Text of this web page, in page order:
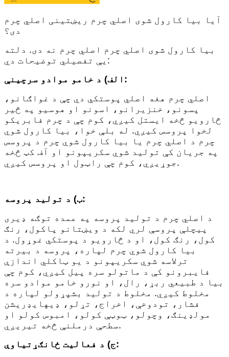
آیا بیا کارول شوی اصلي چرم ریښتینی اصلي چرم
دی؟
بیا کارول شوی اصلي چرم اصلي چرم نه دی. دلته
یې تفصیلي توضیحات دي:
الف) د خامو موادو سرچینې:
اصلي چرم هغه اصلي پوستکي دي چې د غواګانو،
پسونو، خنزیرانو، اسونو او هوسیو په څیر
څارویو څخه ایستل کیږي، کوم چې د چرم فابریکو
لخوا پروسس کیږي. له بلې خوا، بیا کارول شوي
چرم د اصلي چرم یا بیا کارول شوي چرم د پروسس
په جریان کې تولید شوي سکریپونو او آف کټ څخه
جوړیږي، کوم چې راټول او پروسس کیږي.
ب) د تولید پروسه:
د اصلي چرم د تولید پروسه په عمده توګه ډیری
پیچلې پروسې لري لکه د ویښتانو پاکول، رنګ
کول، رنګ کول، او د څارویو د پوستکي غوړول. د
بیا کارول شوي چرم لپاره، پروسه د بیرته
ترلاسه شوي سکریپونو د یو ټاکلي اندازې
فایبرونو کې د ماتولو سره پیل کیږي، کوم چې
بیا د طبیعي ربړ، رال، او نورو خامو موادو سره
مخلوط کیږي. مخلوط د تولید بشپړولو لپاره د
فشار، تودوخې، اخراج، تړلو، ډیهایډریشن
مولډینګ، وچولو، ټوټې کولو، امبوس کولو او
سطحې درملنې څخه تیریږي.
ج) د فعالیت ځانګړتیاوې: